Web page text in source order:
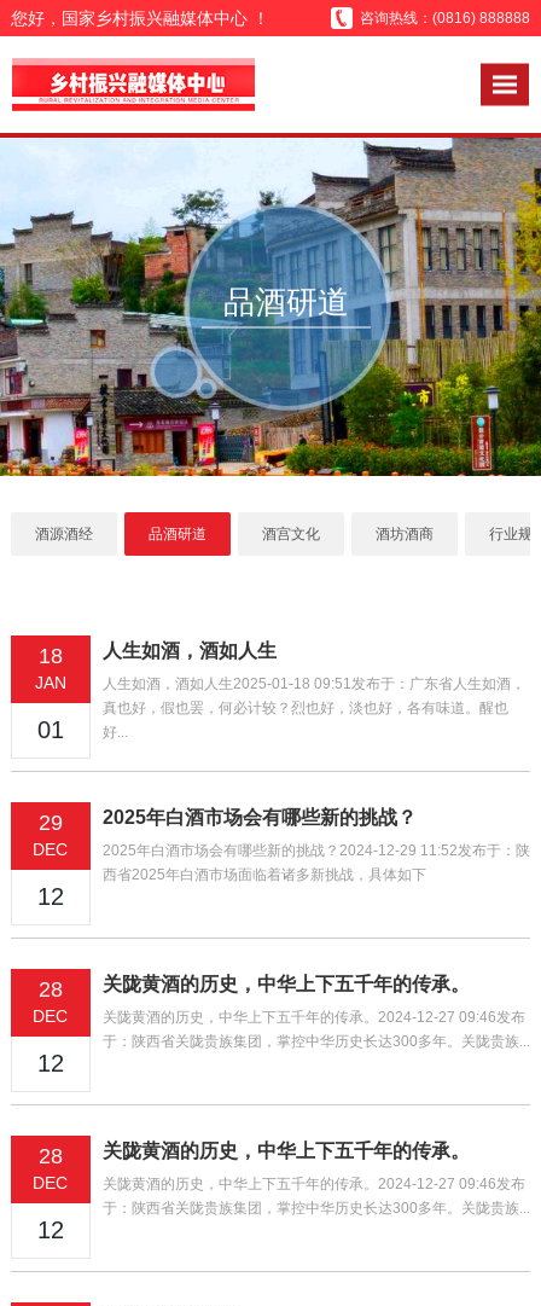
您好，国家乡村振兴融媒体中心 ！ 咨询热线：(0816) 888888
品酒研道
酒源酒经 品酒研道 酒宫文化 酒坊酒商 行业规
18
JAN
01
人生如酒，酒如人生
人生如酒，酒如人生2025-01-18 09:51发布于：广东省人生如酒，
真也好，假也罢，何必计较？烈也好，淡也好，各有味道。醒也
好...
29
DEC
12
2025年白酒市场会有哪些新的挑战？
2025年白酒市场会有哪些新的挑战？2024-12-29 11:52发布于：陕
西省2025年白酒市场面临着诸多新挑战，具体如下
28
DEC
12
关陇黄酒的历史，中华上下五千年的传承。
关陇黄酒的历史，中华上下五千年的传承。2024-12-27 09:46发布
于：陕西省关陇贵族集团，掌控中华历史长达300多年。关陇贵族...
28
DEC
12
关陇黄酒的历史，中华上下五千年的传承。
关陇黄酒的历史，中华上下五千年的传承。2024-12-27 09:46发布
于：陕西省关陇贵族集团，掌控中华历史长达300多年。关陇贵族...